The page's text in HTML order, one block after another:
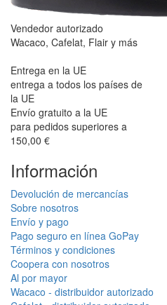
Vendedor autorizado
Wacaco, Cafelat, Flair y más
Entrega en la UE
entrega a todos los países de
la UE
Envío gratuito a la UE
para pedidos superiores a
150,00 €
Información
Devolución de mercancías
Sobre nosotros
Envío y pago
Pago seguro en línea GoPay
Términos y condiciones
Coopera con nosotros
Al por mayor
Wacaco - distribuidor autorizado